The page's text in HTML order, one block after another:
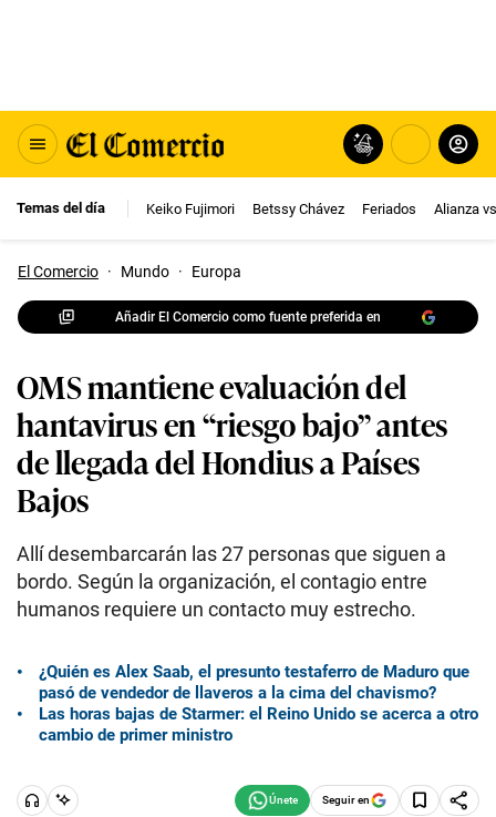
Temas del día Keiko Fujimori Betssy Chávez Feriados Alianza
El Comercio · Mundo · Europa
Añadir El Comercio como fuente preferida en
OMS mantiene evaluación del
hantavirus en “riesgo bajo” antes
de llegada del Hondius a Países
Bajos
Allí desembarcarán las 27 personas que siguen a
bordo. Según la organización, el contagio entre
humanos requiere un contacto muy estrecho.
¿Quién es Alex Saab, el presunto testaferro de Maduro que
pasó de vendedor de llaveros a la cima del chavismo?
Las horas bajas de Starmer: el Reino Unido se acerca a otro
cambio de primer ministro
Seguir en